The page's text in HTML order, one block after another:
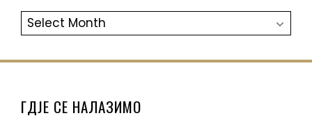
АРХИВА
ГДЈЕ СЕ НАЛАЗИМО